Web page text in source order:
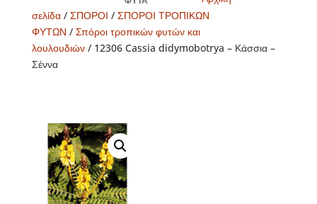
σελίδα/ ΣΠΟΡΟΙ / ΣΠΟΡΟΙ ΤΡΟΠΙΚΩΝ
ΦΥΤΩΝ / Σπόροι τροπικών φυτών και
λουλουδιών/ 12306 Cassia didymobotrya – Κάσσια –
Σέννα